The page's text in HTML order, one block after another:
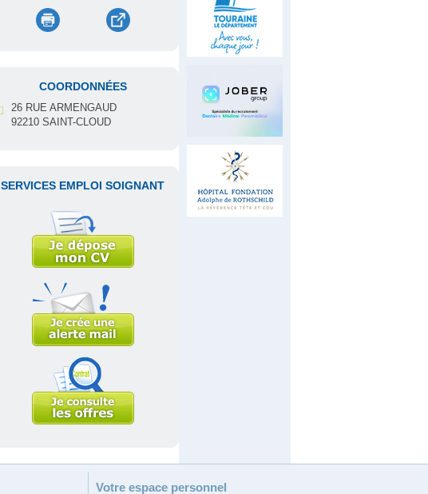
COORDONNÉES
26 RUE ARMENGAUD
92210 SAINT-CLOUD
SERVICES EMPLOI SOIGNANT
Votre espace personnel